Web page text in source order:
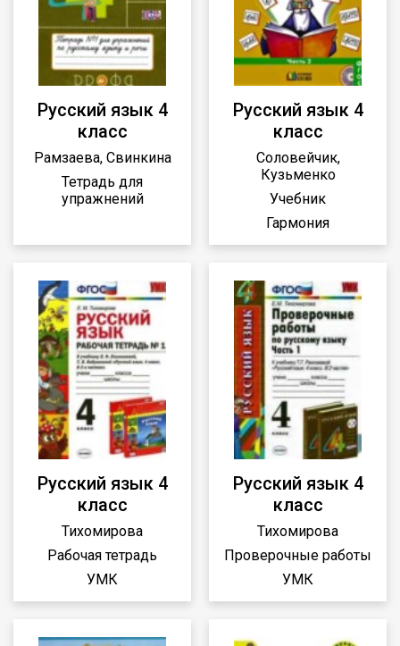
Русский язык 4
класс
Рамзаева, Свинкина
Тетрадь для
упражнений
Русский язык 4
класс
Соловейчик,
Кузьменко
Учебник
Гармония
Русский язык 4
класс
Тихомирова
Рабочая тетрадь
УМК
Русский язык 4
класс
Тихомирова
Проверочные работы
УМК